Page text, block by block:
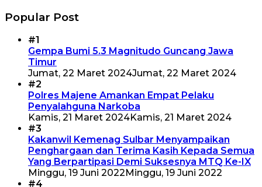
Popular Post
#1
Gempa Bumi 5.3 Magnitudo Guncang Jawa
Timur
Jumat, 22 Maret 2024Jumat, 22 Maret 2024
#2
Polres Majene Amankan Empat Pelaku
Penyalahguna Narkoba
Kamis, 21 Maret 2024Kamis, 21 Maret 2024
#3
Kakanwil Kemenag Sulbar Menyampaikan
Penghargaan dan Terima Kasih Kepada Semua
Yang Berpartipasi Demi Suksesnya MTQ Ke-IX
Minggu, 19 Juni 2022 Minggu, 19 Juni 2022
#4